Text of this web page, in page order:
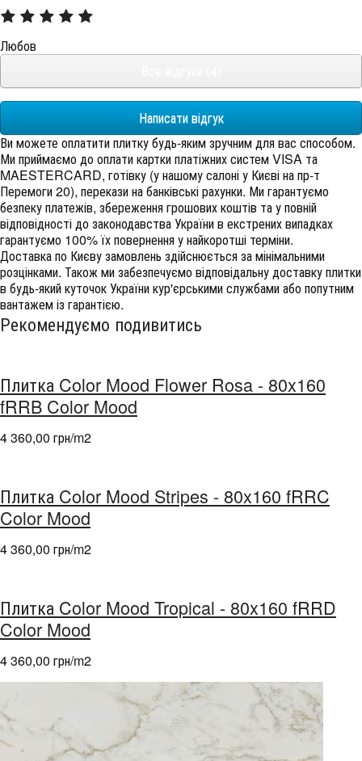
Любов
Написати відгук
Ви можете оплатити плитку будь-яким зручним для вас способом.
Ми приймаємо до оплати картки платіжних систем VISA та
MAESTERCARD, готівку (у нашому салоні у Києві на пр-т
Перемоги 20), перекази на банківські рахунки. Ми гарантуємо
безпеку платежів, збереження грошових коштів та у повній
відповідності до законодавства України в екстрених випадках
гарантуємо 100% їх повернення у найкоротші терміни.
Доставка по Києву замовлень здійснюється за мінімальними
розцінками. Також ми забезпечуємо відповідальну доставку плитки
в будь-який куточок України кур'єрськими службами або попутним
вантажем із гарантією.
Рекомендуємо подивитись
Плитка Color Mood Flower Rosa - 80x160
fRRB Color Mood
4 360,00 грн/m2
Плитка Color Mood Stripes - 80x160 fRRC
Color Mood
4 360,00 грн/m2
Плитка Color Mood Tropical - 80x160 fRRD
Color Mood
4 360,00 грн/m2